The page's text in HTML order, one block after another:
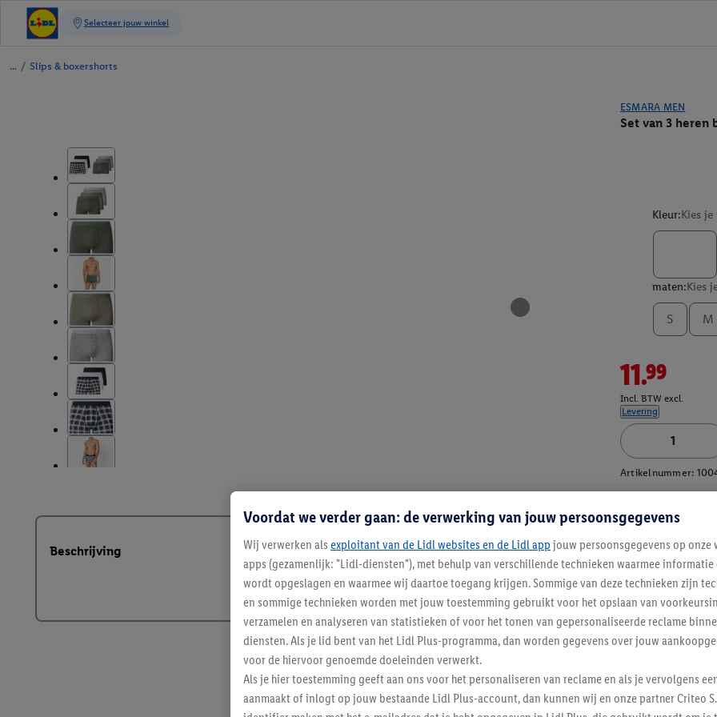
/ Slips & boxershorts
ESMARA MEN
Set van 3 heren
Kleur:Kies
maten:Kies
S M
11.99
Incl. BTW excl.
Levering
Artikelnummer:
Beschrijving
Voordat we verder gaan: de verwerking van jouw persoonsgegevens
Wij verwerken als exploitant van de Lidl websites en de Lidl app jouw persoonsgegevens op onze
apps (gezamenlijk: "Lidl-diensten"), met behulp van verschillende technieken waarmee
wordt opgeslagen en waarmee wij daartoe toegang krijgen. Sommige van deze technieken zijn
en sommige technieken worden met jouw toestemming gebruikt voor het opslaan van
verzamelen en analyseren van statistieken of voor het tonen van gepersonaliseerde reclame
diensten. Als je lid bent van het Lidl Plus-programma, dan worden gegevens over jouw
voor de hiervoor genoemde doeleinden verwerkt.
Als je hier toestemming geeft aan ons voor het personaliseren van reclame en als je vervolgens
aanmaakt of inlogt op jouw bestaande Lidl Plus-account, dan kunnen wij en onze partner Criteo